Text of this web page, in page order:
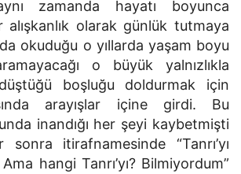
zamanda hayatı boyunca
alışkanlık olarak günlük tutmaya
okuduğu o yıllarda yaşam boyu
o büyük yalnızlıkla
boşluğu doldurmak için
arayışlar içine girdi. Bu
inandığı her şeyi kaybetmişti
itirafnamesinde “Tanrı’yı
hangi Tanrı’yı? Bilmiyordum”